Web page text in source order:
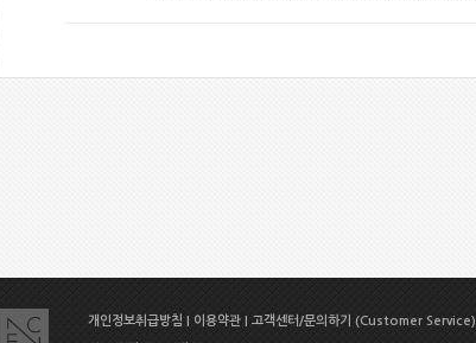
개인정보취급방침 이용약관 고객센터/문의하기 (Customer Service)